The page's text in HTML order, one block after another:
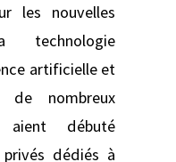
les nouvelles
technologie
artificielle et
de nombreux
aient débuté
dédiés à